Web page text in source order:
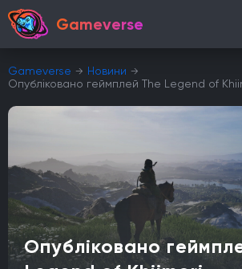
Gameverse
Gameverse
Новини
Опубліковано геймплей The Legend of
Опубліковано